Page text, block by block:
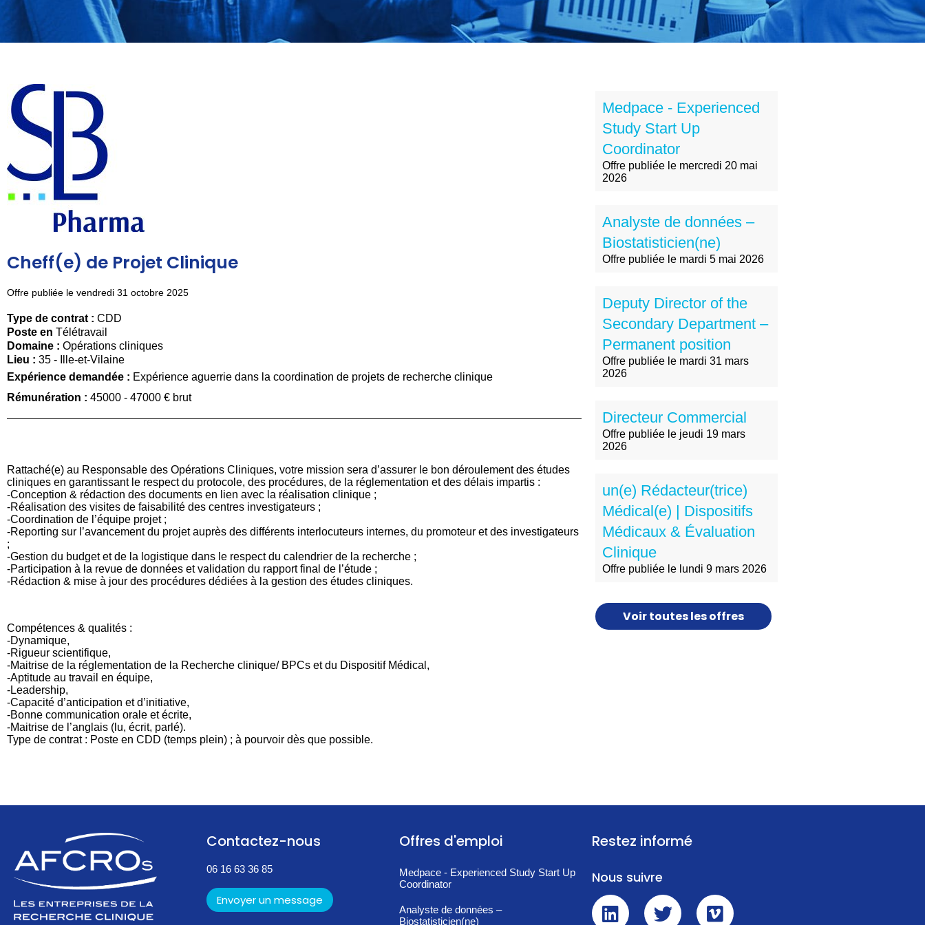
Cheff(e) de Projet Clinique
Offre publiée le vendredi 31 octobre 2025
Type de contrat : CDD
Poste en Télétravail
Domaine : Opérations cliniques
Lieu : 35 - Ille-et-Vilaine
Expérience demandée : Expérience aguerrie dans la coordination de projets de recherche clinique
Rémunération : 45000 - 47000 € brut
Rattaché(e) au Responsable des Opérations Cliniques, votre mission sera d’assurer le bon déroulement des études
cliniques en garantissant le respect du protocole, des procédures, de la réglementation et des délais impartis :
-Conception & rédaction des documents en lien avec la réalisation clinique ;
-Réalisation des visites de faisabilité des centres investigateurs ;
-Coordination de l’équipe projet ;
-Reporting sur l’avancement du projet auprès des différents interlocuteurs internes, du promoteur et des investigateurs
;
-Gestion du budget et de la logistique dans le respect du calendrier de la recherche ;
-Participation à la revue de données et validation du rapport final de l’étude ;
-Rédaction & mise à jour des procédures dédiées à la gestion des études cliniques.
Compétences & qualités :
-Dynamique,
-Rigueur scientifique,
-Maitrise de la réglementation de la Recherche clinique/ BPCs et du Dispositif Médical,
-Aptitude au travail en équipe,
-Leadership,
-Capacité d’anticipation et d’initiative,
-Bonne communication orale et écrite,
-Maitrise de l’anglais (lu, écrit, parlé).
Type de contrat : Poste en CDD (temps plein) ; à pourvoir dès que possible.
Medpace - Experienced
Study Start Up
Coordinator
Offre publiée le mercredi 20 mai
2026
Analyste de données –
Biostatisticien(ne)
Offre publiée le mardi 5 mai 2026
Deputy Director of the
Secondary Department –
Permanent position
Offre publiée le mardi 31 mars
2026
Directeur Commercial
Offre publiée le jeudi 19 mars
2026
un(e) Rédacteur(trice)
Médical(e) | Dispositifs
Médicaux & Évaluation
Clinique
Offre publiée le lundi 9 mars 2026
Voir toutes les offres
Contactez-nous
06 16 63 36 85
Envoyer un message
Offres d'emploi
Medpace - Experienced Study Start Up
Coordinator
Analyste de données –
Biostatisticien(ne)
Restez informé
Nous suivre